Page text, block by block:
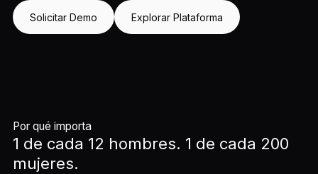
Solicitar Demo Explorar Plataforma
Por qué importa
1 de cada 12 hombres. 1 de cada 200
mujeres.